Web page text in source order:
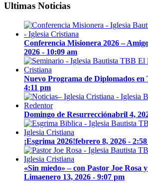
Ultimas Noticias
Conferencia Misionera 2026 –
2026 - 10:09 am
Nuevo Programa de Diplomados en
4:11 pm
Domingo de Resurrecciónabril 4,
¡Esgrima 2026!febrero 8, 2026 -
«Sin miedo» – con Pastor Joe Rosa
Limaenero 13, 2026 - 9:07 pm